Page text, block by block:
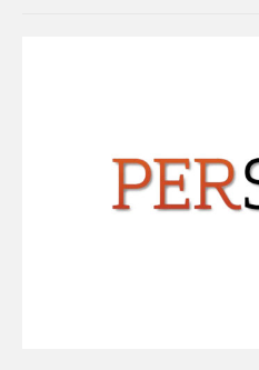
PRIVATNOST – KOLAČIĆI